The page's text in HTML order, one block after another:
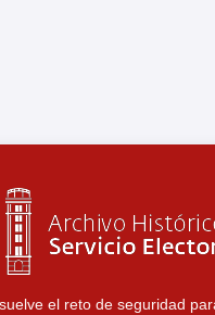
el reto de seguridad